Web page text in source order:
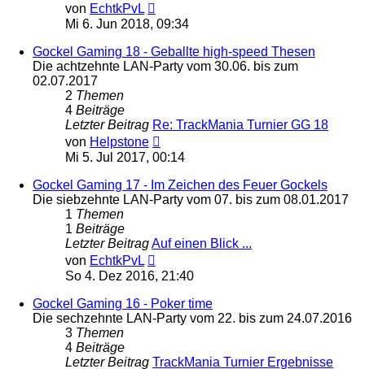
von EchtkPvL
Beitrag
Mi 6. Jun 2018, 09:34
Gockel Gaming 18 - Geballte high-speed Thesen
Die achtzehnte LAN-Party vom 30.06. bis zum
02.07.2017
2 Themen
4 Beiträge
Letzter Beitrag Re: TrackMania Turnier GG 18
von Helpstone
Beitrag
Mi 5. Jul 2017, 00:14
Gockel Gaming 17 - Im Zeichen des Feuer Gockels
Die siebzehnte LAN-Party vom 07. bis zum 08.01.2017
1 Themen
1 Beiträge
Letzter BeitragAuf einen Blick ...
von EchtkPvL
Beitrag
So 4. Dez 2016, 21:40
Gockel Gaming 16 - Poker time
Die sechzehnte LAN-Party vom 22. bis zum 24.07.2016
3 Themen
4 Beiträge
Letzter Beitrag TrackMania Turnier Ergebnisse